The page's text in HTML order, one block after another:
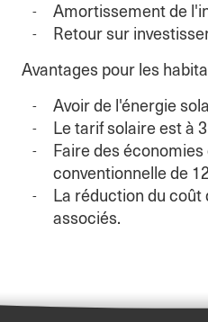
Amortissement de
Retour sur
Avantages pour les
Avoir de l'énergie
Le tarif solaire est à
Faire des
conventionnelle de
La réduction du
associés.